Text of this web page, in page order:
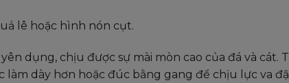
lê hoặc hình nón cụt.
dụng, chịu được sự mài mòn cao của đá và cát.
dày hơn hoặc đúc bằng gang để chịu lực va